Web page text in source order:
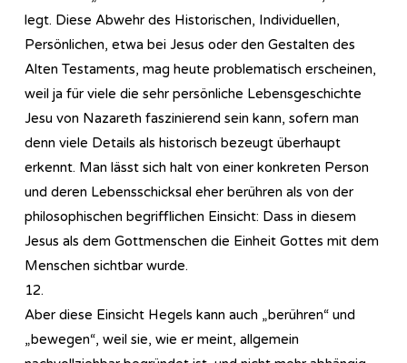
legt. Diese Abwehr des Historischen, Individuellen,
Persönlichen, etwa bei Jesus oder den Gestalten des
Alten Testaments, mag heute problematisch erscheinen,
weil ja für viele die sehr persönliche Lebensgeschichte
Jesu von Nazareth faszinierend sein kann, sofern man
denn viele Details als historisch bezeugt überhaupt
erkennt. Man lässt sich halt von einer konkreten Person
und deren Lebensschicksal eher berühren als von der
philosophischen begrifflichen Einsicht: Dass in diesem
Jesus als dem Gottmenschen die Einheit Gottes mit dem
Menschen sichtbar wurde.
12.
Aber diese Einsicht Hegels kann auch „berühren“ und
„bewegen“, weil sie, wie er meint, allgemein